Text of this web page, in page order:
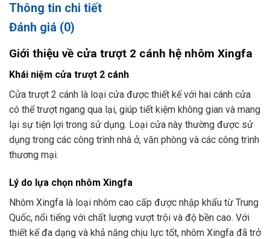
Thông tin chi tiết
Đánh giá (0)
Giới thiệu về cửa trượt 2 cánh hệ nhôm Xingfa
Khái niệm cửa trượt 2 cánh
Cửa trượt 2 cánh là loại cửa được thiết kế với hai cánh cửa
có thể trượt ngang qua lại, giúp tiết kiệm không gian và mang
lại sự tiện lợi trong sử dụng. Loại cửa này thường được sử
dụng trong các công trình nhà ở, văn phòng và các công trình
thương mại.
Lý do lựa chọn nhôm Xingfa
Nhôm Xingfa là loại nhôm cao cấp được nhập khẩu từ Trung
Quốc, nổi tiếng với chất lượng vượt trội và độ bền cao. Với
thiết kế đa dạng và khả năng chịu lực tốt, nhôm Xingfa đã trở